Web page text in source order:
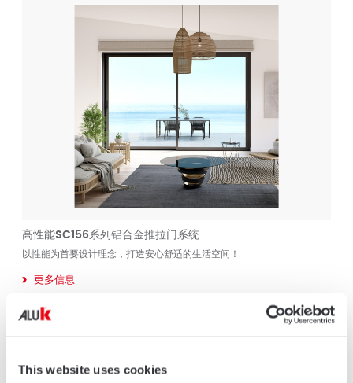
This website uses cookies
高性能SC156系列铝合金推拉门系统
以性能为首要设计理念，打造安心舒适的生活空间！
更多信息